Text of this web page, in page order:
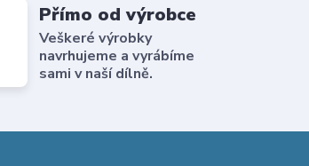
Přímo od výrobce
Veškeré výrobky
navrhujeme a vyrábíme
sami v naší dílně.